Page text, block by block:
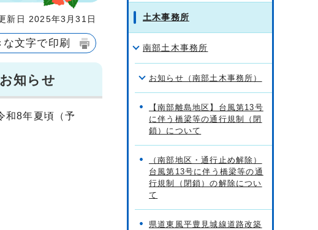
日 2025年3月31日
な文字で印刷
知らせ
和8年夏頃（予
土木事務所
南部土木事務所
お知らせ（南部土木事務所）
【南部離島地区】台風第13号
に伴う橋梁等の通行規制（閉
鎖）について
（南部地区・通行止め解除）
台風第13号に伴う橋梁等の通
行規制（閉鎖）の解除につい
て
県道東風平豊見城線道路改築